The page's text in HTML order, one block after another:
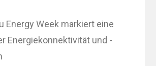
Energy Week markiert eine
Energiekonnektivität und -